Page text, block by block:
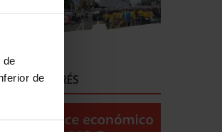
de
de
DE INTERÉS